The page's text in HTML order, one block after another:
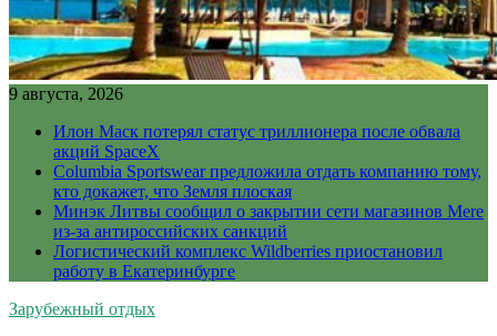
9 августа, 2026
Илон Маск потерял статус триллионера после обвала
акций SpaceX
Columbia Sportswear предложила отдать компанию тому,
кто докажет, что Земля плоская
Минэк Литвы сообщил о закрытии сети магазинов Mere
из-за антироссийских санкций
Логистический комплекс Wildberries приостановил
работу в Екатеринбурге
Зарубежный отдых